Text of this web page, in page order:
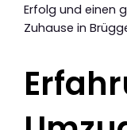
Erfolg und einen
Zuhause in